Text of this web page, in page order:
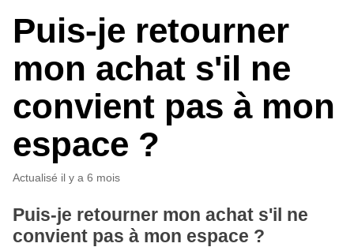
Puis-je retourner
mon achat s'il ne
convient pas à mon
espace ?
Actualisé il y a 6 mois
Puis-je retourner mon achat s'il ne
convient pas à mon espace ?